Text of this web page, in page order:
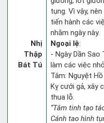
Nhị
Thập
Bát Tú
tụng. Vì vậy,
tiến hành các
nhằm ngày này.
Ngoại lệ:
- Ngày Dần
làm các việc
Tâm: Nguyệt
Kỵ cưới gả, xây
thua lỗ.
“Tâm tinh tạo
Cánh tao hình